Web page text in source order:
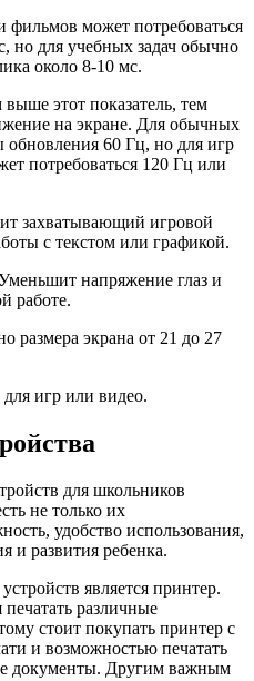
фильмов может потребоваться
но для учебных задач обычно
около 8-10 мс.
этот показатель, тем
на экране. Для обычных
обновления 60 Гц, но для игр
потребоваться 120 Гц или
захватывающий игровой
с текстом или графикой.
напряжение глаз и
работе.
размера экрана от 21 до 27
игр или видео.
для школьников
не только их
удобство использования,
и развития ребенка.
является принтер.
различные
стоит покупать принтер с
и возможностью печатать
документы. Другим важным